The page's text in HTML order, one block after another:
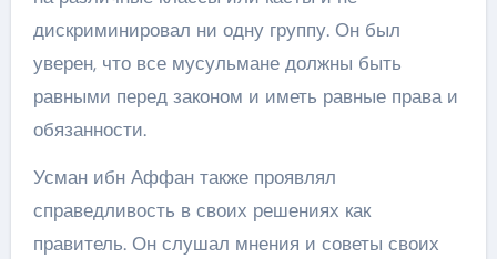
дискриминировал ни одну группу. Он был
уверен, что все мусульмане должны быть
равными перед законом и иметь равные права и
обязанности.
Усман ибн Аффан также проявлял
справедливость в своих решениях как
правитель. Он слушал мнения и советы своих